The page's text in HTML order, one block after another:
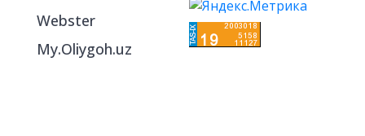
Webster
My.Oliygoh.uz